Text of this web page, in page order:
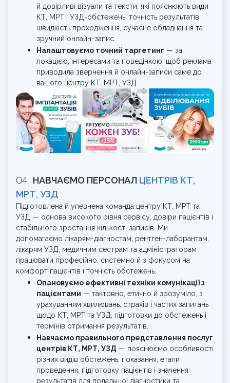
й довірливі візуали та тексти, які пояснюють види
КТ, МРТ і УЗД-обстежень, точність результатів,
швидкість проходження, сучасне обладнання та
зручний онлайн-запис.
Налаштовуємо точний таргетинг — за
локацією, інтересами та поведінкою, щоб реклама
приводила звернення й онлайн-записи саме до
вашого центру КТ, МРТ, УЗД.
НАВЧАЄМО ПЕРСОНАЛ ЦЕНТРІВ КТ,
МРТ, УЗД
Підготовлена й упевнена команда центру КТ, МРТ та
УЗД — основа високого рівня сервісу, довіри пацієнтів і
стабільного зростання кількості записів. Ми
допомагаємо лікарям-діагностам, рентген-лаборантам,
лікарям УЗД, медичним сестрам та адміністраторам
працювати професійно, системно й з фокусом на
комфорт пацієнтів і точність обстежень.
Опановуємо ефективні техніки комунікації з
пацієнтами — тактовно, етично й зрозуміло, з
урахуванням хвилювань, страхів і частих запитань
щодо КТ, МРТ та УЗД, підготовки до обстежень і
термінів отримання результатів.
Навчаємо правильного представлення послуг
центрів КТ, МРТ, УЗД — пояснюємо особливості
різних видів обстежень, показання, етапи
проведення, підготовку пацієнтів і значення
результатів для подальшої діагностики та